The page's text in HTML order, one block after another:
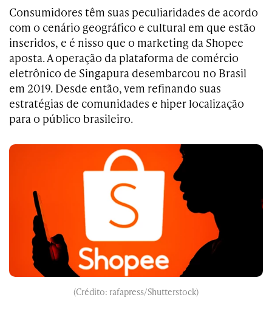
Consumidores têm suas peculiaridades de acordo
com o cenário geográfico e cultural em que estão
inseridos, e é nisso que o marketing da Shopee
aposta. A operação da plataforma de comércio
eletrônico de Singapura desembarcou no Brasil
em 2019. Desde então, vem refinando suas
estratégias de comunidades e hiper localização
para o público brasileiro.
(Crédito: rafapress/Shutterstock)